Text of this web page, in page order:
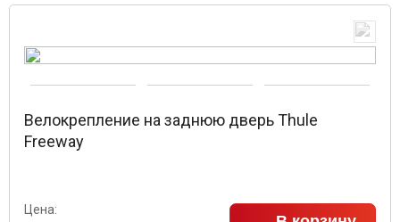
Велокрепление на заднюю дверь Thule
Freeway
Цена: